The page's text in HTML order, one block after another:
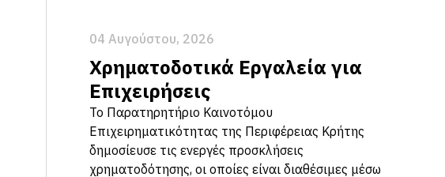
04 Αυγούστου, 2026
Χρηματοδοτικά Εργαλεία για
Επιχειρήσεις
Το Παρατηρητήριο Καινοτόμου
Επιχειρηματικότητας της Περιφέρειας Κρήτης
δημοσίευσε τις ενεργές προσκλήσεις
χρηματοδότησης, οι οποίες είναι διαθέσιμες μέσω